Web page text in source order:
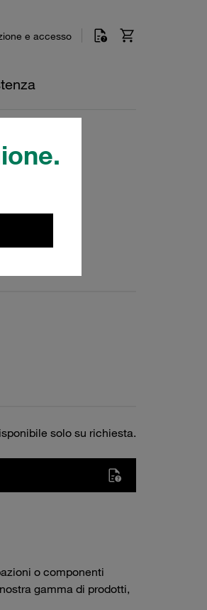
e accesso
solo su richiesta.
o componenti
gamma di prodotti,